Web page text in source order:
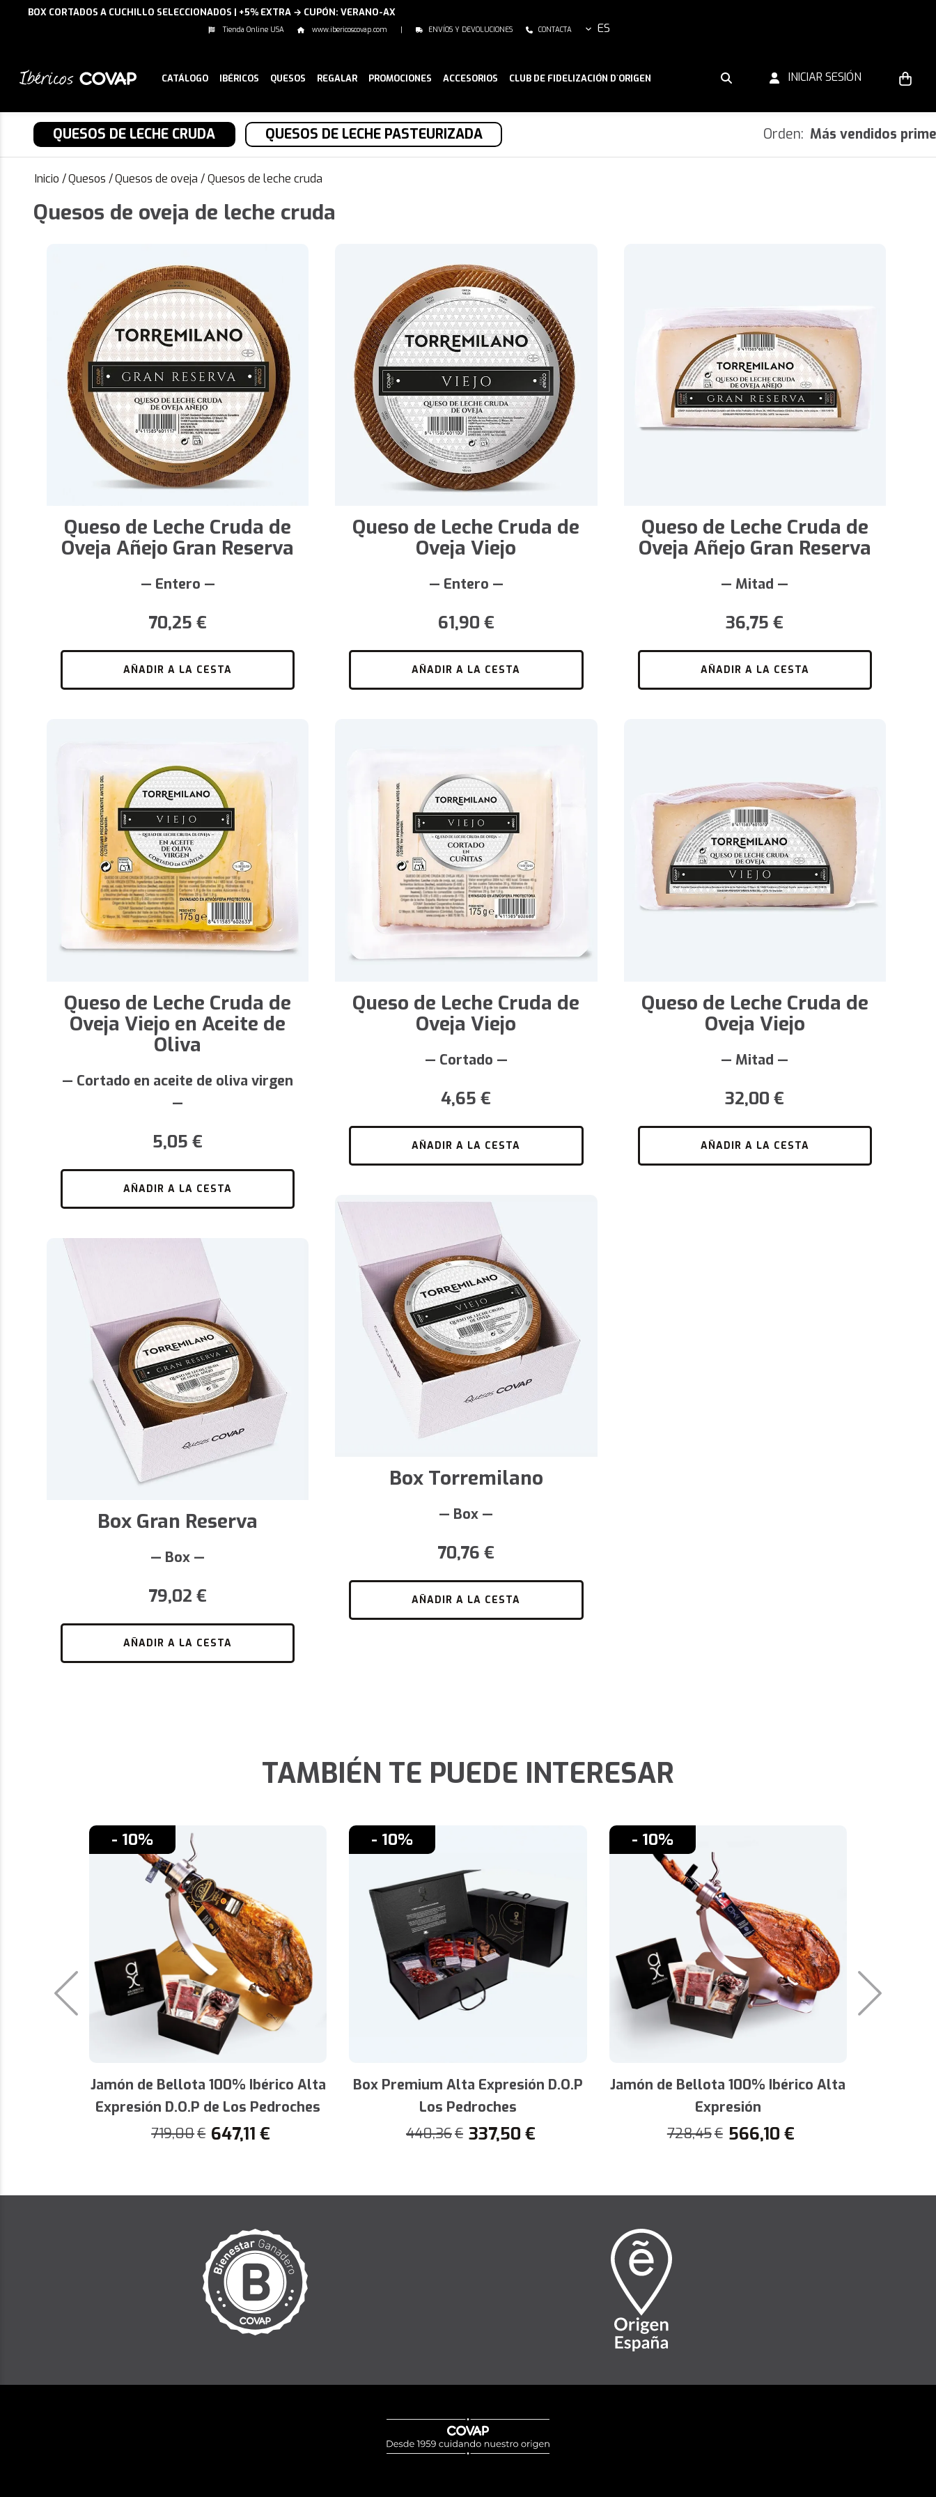
BOX CORTADOS A CUCHILLO SELECCIONADOS | +5% EXTRA → CUPÓN: VERANO-AX
Tienda Online USA www.ibericoscovap.com | ENVÍOS Y DEVOLUCIONES CONTACTA ES
CATÁLOGO IBÉRICOS QUESOS REGALAR PROMOCIONES ACCESORIOS CLUB DE FIDELIZACIÓN D`ORIGEN INICIAR SESIÓN
QUESOS DE LECHE CRUDA QUESOS DE LECHE PASTEURIZADA Orden: Más vendidos
Inicio /Quesos /Quesos de oveja /Quesos de leche cruda
Quesos de oveja de leche cruda
Queso de Leche Cruda de
Oveja Añejo Gran Reserva
— Entero —
70,25 €
AÑADIR A LA CESTA
Queso de Leche Cruda de
Oveja Viejo
— Entero —
61,90 €
AÑADIR A LA CESTA
Queso de Leche Cruda de
Oveja Añejo Gran Reserva
— Mitad —
36,75 €
AÑADIR A LA CESTA
Queso de Leche Cruda de
Oveja Viejo en Aceite de
Oliva
— Cortado en aceite de oliva virgen
—
5,05 €
AÑADIR A LA CESTA
Queso de Leche Cruda de
Oveja Viejo
— Cortado —
4,65 €
AÑADIR A LA CESTA
Queso de Leche Cruda de
Oveja Viejo
— Mitad —
32,00 €
AÑADIR A LA CESTA
Box Gran Reserva
— Box —
79,02 €
AÑADIR A LA CESTA
Box Torremilano
— Box —
70,76 €
AÑADIR A LA CESTA
TAMBIÉN TE PUEDE INTERESAR
- 10%
Jamón de Bellota 100% Ibérico Alta
Expresión D.O.P de Los Pedroches
719,00€ 647,11 €
- 10%
Box Premium Alta Expresión D.O.P
Los Pedroches
440,36€ 337,50 €
- 10%
Jamón de Bellota 100% Ibérico Alta
Expresión
728,45€ 566,10 €